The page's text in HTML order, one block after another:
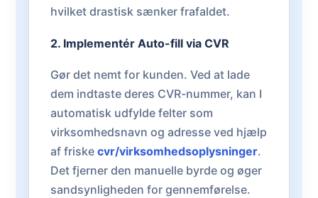
hvilket drastisk sænker frafaldet.
2. Implementér Auto-fill via CVR
Gør det nemt for kunden. Ved at lade
dem indtaste deres CVR-nummer, kan I
automatisk udfylde felter som
virksomhedsnavn og adresse ved hjælp
af friske cvr/virksomhedsoplysninger.
Det fjerner den manuelle byrde og øger
sandsynligheden for gennemførelse.